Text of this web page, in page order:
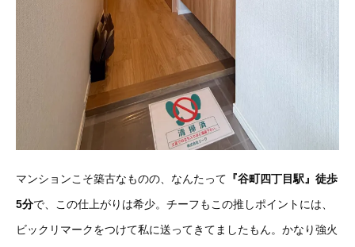
マンションこそ築古なものの、なんたって 『谷町四丁目駅』徒歩
5分で、この仕上がりは希少。チーフもこの推しポイントには、
ビックリマークをつけて私に送ってきてましたもん。かなり強火